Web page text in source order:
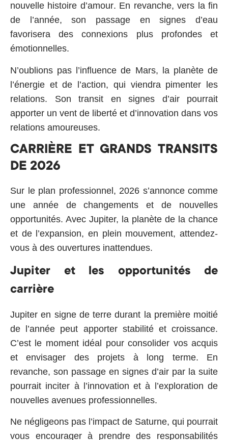
nouvelle histoire d’amour. En revanche, vers la fin
de l’année, son passage en signes d’eau
favorisera des connexions plus profondes et
émotionnelles.
N’oublions pas l’influence de Mars, la planète de
l’énergie et de l’action, qui viendra pimenter les
relations. Son transit en signes d’air pourrait
apporter un vent de liberté et d’innovation dans vos
relations amoureuses.
CARRIÈRE ET GRANDS TRANSITS
DE 2026
Sur le plan professionnel, 2026 s’annonce comme
une année de changements et de nouvelles
opportunités. Avec Jupiter, la planète de la chance
et de l’expansion, en plein mouvement, attendez-
vous à des ouvertures inattendues.
Jupiter et les opportunités de
carrière
Jupiter en signe de terre durant la première moitié
de l’année peut apporter stabilité et croissance.
C’est le moment idéal pour consolider vos acquis
et envisager des projets à long terme. En
revanche, son passage en signes d’air par la suite
pourrait inciter à l’innovation et à l’exploration de
nouvelles avenues professionnelles.
Ne négligeons pas l’impact de Saturne, qui pourrait
vous encourager à prendre des responsabilités